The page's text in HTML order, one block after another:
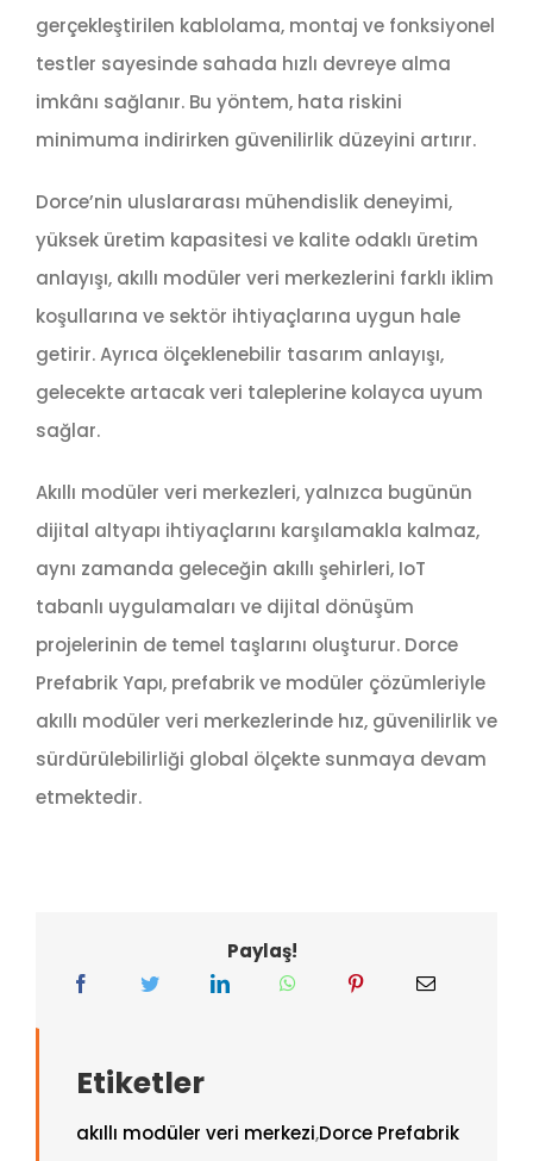
gerçekleştirilen kablolama, montaj ve fonksiyonel
testler sayesinde sahada hızlı devreye alma
imkânı sağlanır. Bu yöntem, hata riskini
minimuma indirirken güvenilirlik düzeyini artırır.
Dorce’nin uluslararası mühendislik deneyimi,
yüksek üretim kapasitesi ve kalite odaklı üretim
anlayışı, akıllı modüler veri merkezlerini farklı iklim
koşullarına ve sektör ihtiyaçlarına uygun hale
getirir. Ayrıca ölçeklenebilir tasarım anlayışı,
gelecekte artacak veri taleplerine kolayca uyum
sağlar.
Akıllı modüler veri merkezleri, yalnızca bugünün
dijital altyapı ihtiyaçlarını karşılamakla kalmaz,
aynı zamanda geleceğin akıllı şehirleri, IoT
tabanlı uygulamaları ve dijital dönüşüm
projelerinin de temel taşlarını oluşturur. Dorce
Prefabrik Yapı, prefabrik ve modüler çözümleriyle
akıllı modüler veri merkezlerinde hız, güvenilirlik ve
sürdürülebilirliği global ölçekte sunmaya devam
etmektedir.
Paylaş!
Etiketler
akıllı modüler veri merkezi,Dorce Prefabrik